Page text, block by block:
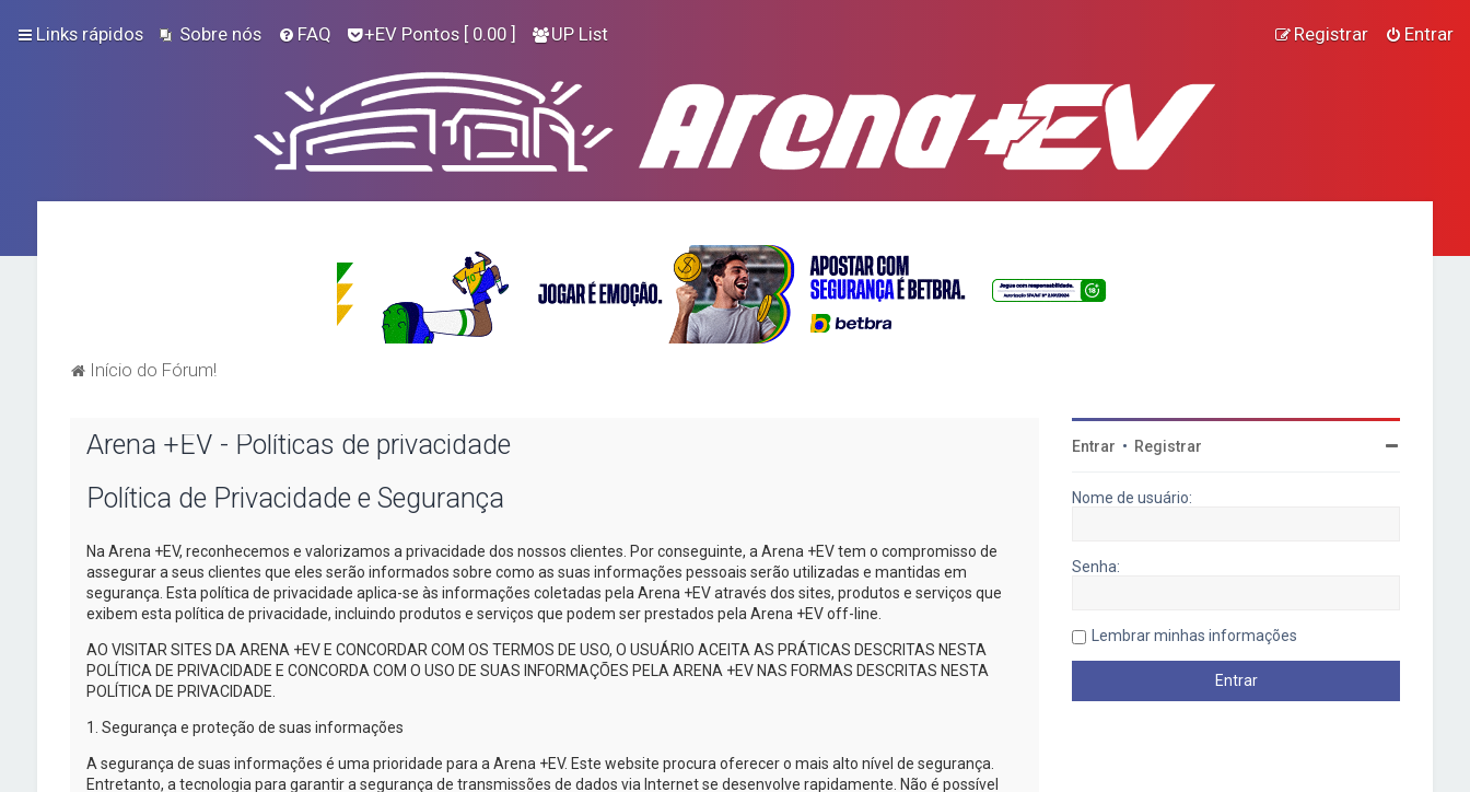
Links rápidos Sobre nós FAQ +EV Pontos [ 0.00 ] UP List Entrar
Registrar
Início do Fórum!
Arena +EV - Políticas de privacidade
Política de Privacidade e Segurança
Na Arena +EV, reconhecemos e valorizamos a privacidade dos nossos clientes. Por conseguinte, a Arena +EVtem o compromisso de
assegurar a seus clientes que eles serão informados sobre como as suas informações pessoais serão utilizadas e mantidas em
segurança. Esta política de privacidade aplica-se às informações coletadas pela Arena +EVatravés dos sites, produtos e serviços que
exibem esta política de privacidade, incluindo produtos e serviços que podem ser prestados pela Arena +EVoff-line.
AO VISITAR SITES DA ARENA +EV E CONCORDAR COM OS TERMOS DE USO, O USUÁRIO ACEITA AS PRÁTICAS DESCRITAS NESTA
POLÍTICA DE PRIVACIDADE E CONCORDA COM O USO DE SUAS INFORMAÇÕES PELA ARENA +EV NAS FORMAS DESCRITAS NESTA
POLÍTICA DE PRIVACIDADE.
1. Segurança e proteção de suas informações
A segurança de suas informações é uma prioridade para a Arena +EV. Este website procura oferecer o mais alto nível de segurança.
Entretanto, a tecnologia para garantir a segurança de transmissões de dados via Internet se desenvolve rapidamente. Não é possível
Entrar • Registrar
Nome de usuário:
Senha:
Lembrar minhas informações